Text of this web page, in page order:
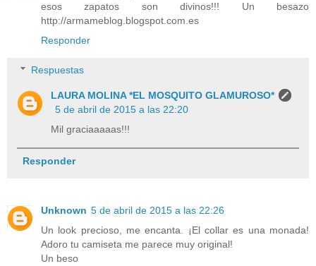
esos zapatos son divinos!!! Un besazo
http://armameblog.blogspot.com.es
Responder
Respuestas
LAURA MOLINA *EL MOSQUITO GLAMUROSO*
5 de abril de 2015 a las 22:20
Mil graciaaaaas!!!
Responder
Unknown 5 de abril de 2015 a las 22:26
Un look precioso, me encanta. ¡El collar es una monada!
Adoro tu camiseta me parece muy original!
Un beso